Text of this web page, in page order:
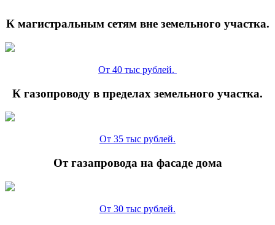
К магистральным сетям вне земельного участка.
От 40 тыс рублей.
К газопроводу в пределах земельного участка.
От 35 тыс рублей.
От газапровода на фасаде дома
От 30 тыс рублей.